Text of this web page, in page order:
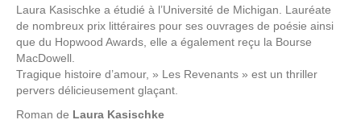
Laura Kasischke a étudié à l’Université de Michigan. Lauréate
de nombreux prix littéraires pour ses ouvrages de poésie ainsi
que du Hopwood Awards, elle a également reçu la Bourse
MacDowell.
Tragique histoire d’amour, » Les Revenants » est un thriller
pervers délicieusement glaçant.
Roman de Laura Kasischke